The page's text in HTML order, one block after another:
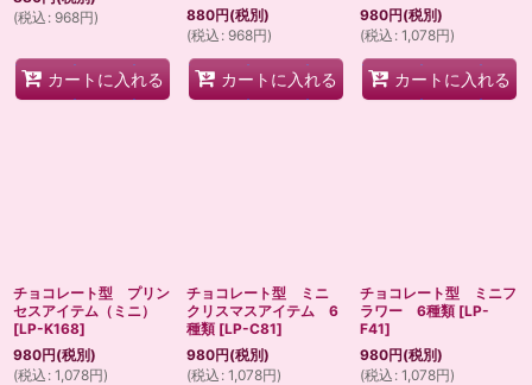
(税込 : 968円)
カートに入れる
880円(税別)
(税込 : 968円)
カートに入れる
980円(税別)
(税込 : 1,078円)
カートに入れる
チョコレート型 プリン
セスアイテム（ミニ）
[LP-K168]
980円(税別)
(税込 : 1,078円)
チョコレート型 ミニ
クリスマスアイテム 6
種類 [LP-C81]
980円(税別)
(税込 : 1,078円)
チョコレート型 ミニフ
ラワー 6種類 [LP-
F41]
980円(税別)
(税込 : 1,078円)